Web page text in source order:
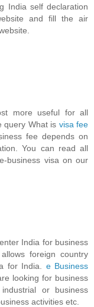
India self declaration
and fill the air
more useful for all
query What is visa fee
fee depends on
You can read all
business visa on our
India for business
foreign country
for India. e Business
looking for business
or business
activities etc.